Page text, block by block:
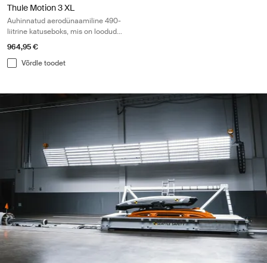
Thule Motion 3 XL
Auhinnatud aerodünaamiline 490-
liitrine katuseboks, mis on loodud
väliseiklusteks
964,95 €
Võrdle toodet